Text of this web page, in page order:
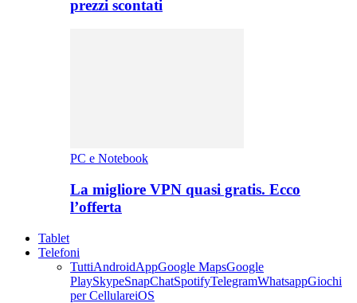
prezzi scontati
PC e Notebook
La migliore VPN quasi gratis. Ecco
l’offerta
Tablet
Telefoni
TuttiAndroidAppGoogle MapsGoogle
PlaySkypeSnapChatSpotifyTelegramWhatsappGiochi
per CellulareiOS